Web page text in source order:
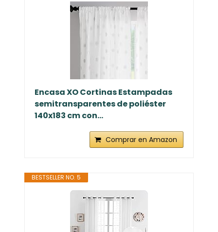
Encasa XO Cortinas Estampadas
semitransparentes de poliéster
140x183 cm con...
Comprar en Amazon
BESTSELLER NO. 5